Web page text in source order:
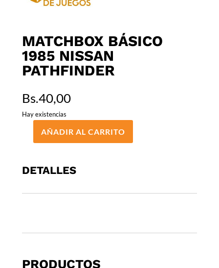
MATCHBOX BÁSICO
1985 NISSAN
PATHFINDER
Bs.40,00
Hay existencias
MATCHBOX
NISSAN
cantidad
AÑADIR AL CARRITO
DETALLES
PRODUCTOS